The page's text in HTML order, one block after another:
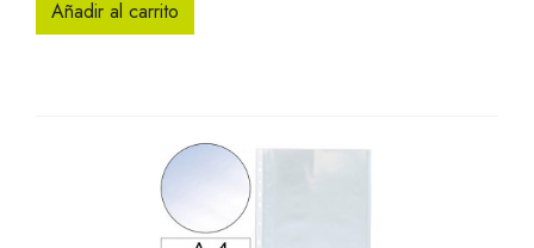
Añadir al carrito